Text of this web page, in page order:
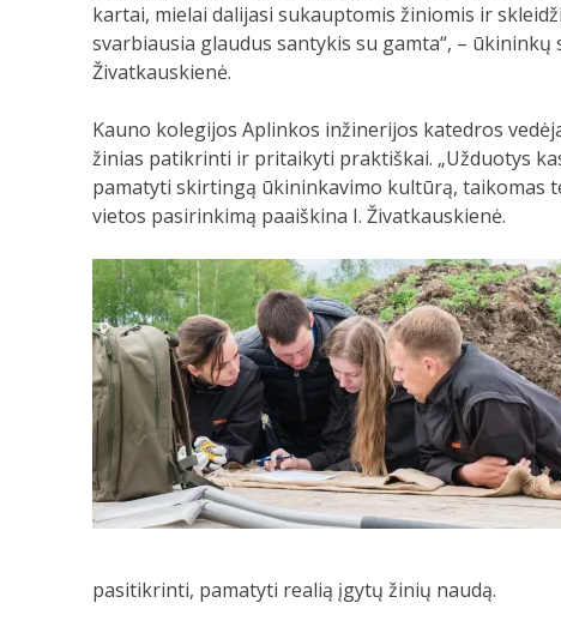
kartai, mielai dalijasi sukauptomis žiniomis ir
svarbiausia glaudus santykis su gamta“, –
Živatkauskienė.
Kauno kolegijos Aplinkos inžinerijos katedros
žinias patikrinti ir pritaikyti praktiškai. „Užduotys
pamatyti skirtingą ūkininkavimo kultūrą, taikomas
vietos pasirinkimą paaiškina I. Živatkauskienė.
pasitikrinti, pamatyti realią įgytų žinių naudą.